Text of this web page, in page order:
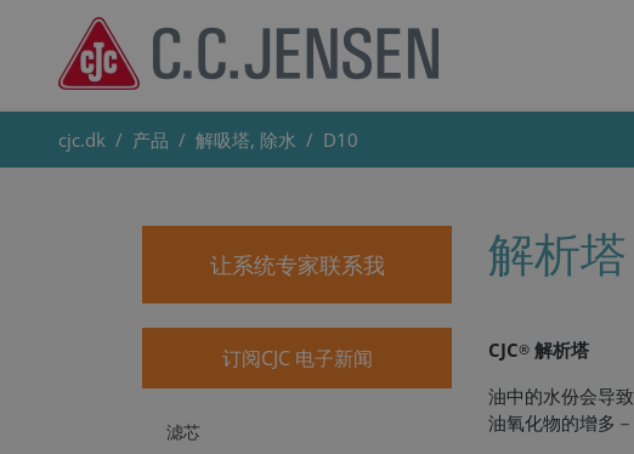
cjc.dk 产品 解吸塔, 除水 D10
让系统专家联系我
订阅CJC 电子新闻
滤芯
解析塔
CJC® 解析塔
油中的水份会导
油氧化物的增多